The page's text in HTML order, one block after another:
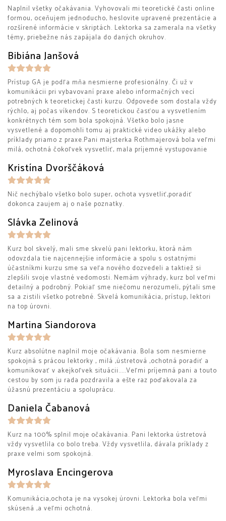
Naplnil všetky očakávania. Vyhovovali mi teoretické časti online
formou, oceňujem jednoducho, heslovite upravené prezentácie a
rozšírené informácie v skriptách. Lektorka sa zamerala na všetky
témy, priebežne nás zapájala do daných okruhov.
Bibiána Janšová
Prístup GA je podľa mňa nesmierne profesionálny. Či už v
komunikácii pri vybavovaní praxe alebo informačných vecí
potrebných k teoretickej časti kurzu. Odpovede som dostala vždy
rýchlo, aj počas víkendov. S teoretickou časťou a vysvetlením
konkrétnych tém som bola spokojná. Všetko bolo jasne
vysvetlené a dopomohli tomu aj praktické video ukážky alebo
príklady priamo z praxe.Pani majsterka Rothmajerová bola veľmi
milá, ochotná čokoľvek vysvetliť, mala príjemné vystupovanie
Kristína Dvorščáková
Nič nechýbalo všetko bolo super, ochota vysvetliť,poradiť
dokonca zaujem aj o naše poznatky.
Slávka Zelinová
Kurz bol skvelý, mali sme skvelú pani lektorku, ktorá nám
odovzdala tie najcennejšie informácie a spolu s ostatnými
účastníkmi kurzu sme sa veľa nového dozvedeli a taktiež si
zlepšili svoje vlastné vedomosti. Nemám výhrady, kurz bol veľmi
detailný a podrobný. Pokiaľ sme niečomu nerozumeli, pýtali sme
sa a zistili všetko potrebné. Skvelá komunikácia, prístup, lektori
na top úrovni.
Martina Siandorova
Kurz absolútne naplnil moje očakávania. Bola som nesmierne
spokojná s prácou lektorky , milá ,ústretová ,ochotná poradiť a
komunikovať v akejkoľvek situácii.....Veľmi príjemná pani a touto
cestou by som ju rada pozdravila a ešte raz poďakovala za
úžasnú prezentáciu a spoluprácu.
Daniela Čabanová
Kurz na 100% splnil moje očakávania. Pani lektorka ústretová
vždy vysvetlila co bolo treba. Vždy vysvetlila, dávala príklady z
praxe velmi som spokojná.
Myroslava Encingerova
Komunikácia,ochota je na vysokej úrovni. Lektorka bola veľmi
skúsená ,a veľmi ochotná.